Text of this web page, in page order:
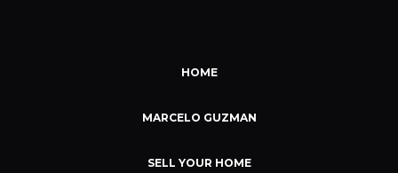
HOME
MARCELO GUZMAN
SELL YOUR HOME